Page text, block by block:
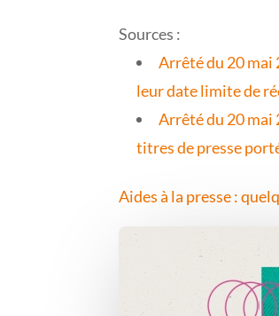
Sources :
Arrêté du 20 mai
leur date limite de
Arrêté du 20 mai
titres de presse
Aides à la presse :